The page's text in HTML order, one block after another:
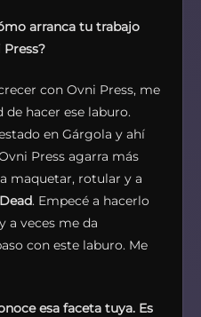
arranca tu trabajo
con Ovni Press, me
hacer ese laburo.
en Gárgola y ahí
Press agarra más
maquetar, rotular y a
. Empecé a hacerlo
a veces me da
con este laburo. Me
esa faceta tuya. Es